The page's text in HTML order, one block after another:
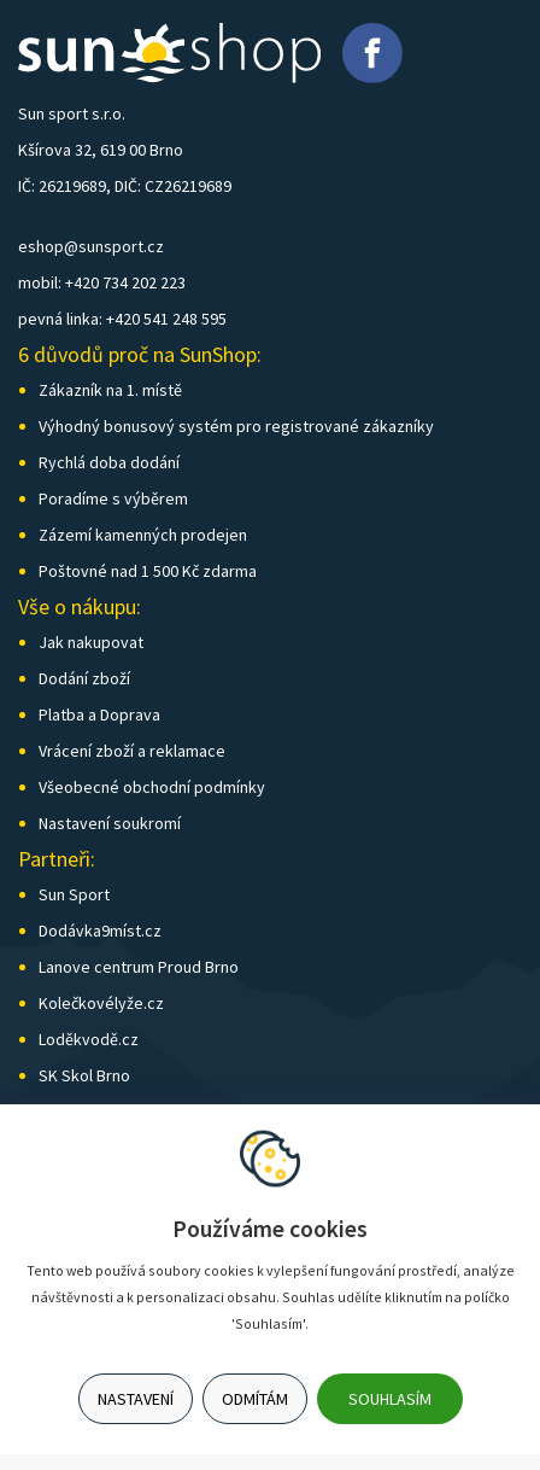
Sun sport s.r.o.
Kšírova 32, 619 00 Brno
IČ: 26219689, DIČ: CZ26219689
eshop@sunsport.cz
mobil: +420 734 202 223
pevná linka: +420 541 248 595
6 důvodů proč na SunShop:
Zákazník na 1. místě
Výhodný bonusový systém pro registrované zákazníky
Rychlá doba dodání
Poradíme s výběrem
Zázemí kamenných prodejen
Poštovné nad 1 500 Kč zdarma
Vše o nákupu:
Jak nakupovat
Dodání zboží
Platba a Doprava
Vrácení zboží a reklamace
Všeobecné obchodní podmínky
Nastavení soukromí
Partneři:
Sun Sport
Dodávka9míst.cz
Lanove centrum Proud Brno
Kolečkovélyže.cz
Loděkvodě.cz
SK Skol Brno
Biatlon Brno
Používáme cookies
Tento web používá soubory cookies k vylepšení fungování prostředí, analýze
návštěvnosti a k personalizaci obsahu. Souhlas udělíte kliknutím na políčko
'Souhlasím'.
NASTAVENÍ ODMÍTÁM SOUHLASÍM